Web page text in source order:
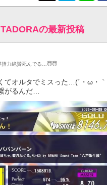
の最新投稿
指力絶賛死んでる…😇😇
てオルタでミスった…(´・ω・
がるんだ…